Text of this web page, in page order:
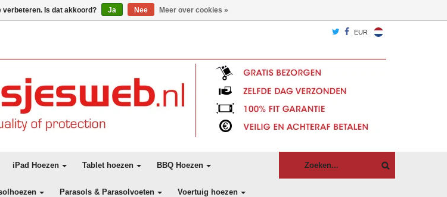
EUR
iPad Hoezen Tablet hoezen BBQ Hoezen
Parasols & Parasolvoeten Voertuig hoezen
verbeteren. Is dat akkoord? Ja Nee Meer over cookies »